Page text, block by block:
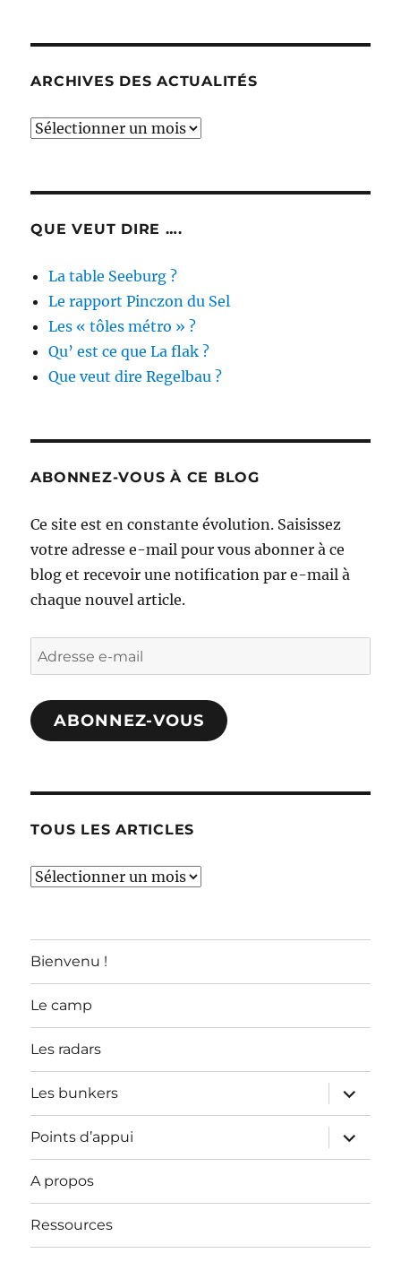
ARCHIVES DES ACTUALITÉS
Archives
QUE VEUT DIRE ….
La table Seeburg ?
Le rapport Pinczon du Sel
Les « tôles métro » ?
Qu’ est ce que La flak ?
Que veut dire Regelbau ?
ABONNEZ-VOUS À CE BLOG
Ce site est en constante évolution. Saisissez
votre adresse e-mail pour vous abonner à ce
blog et recevoir une notification par e-mail à
chaque nouvel article.
Adresse
e-
mail
ABONNEZ-VOUS
TOUS LES ARTICLES
TOUS
Bienvenu !
Le camp
Les radars
Les bunkers
ouvrir
le
sous-
menu
Points d’appui
ouvrir
le
sous-
A propos
Ressources